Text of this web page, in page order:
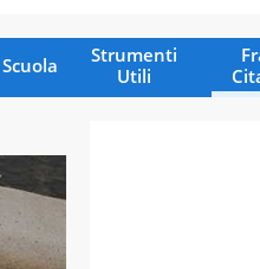
Scuola
Strumenti
Utili